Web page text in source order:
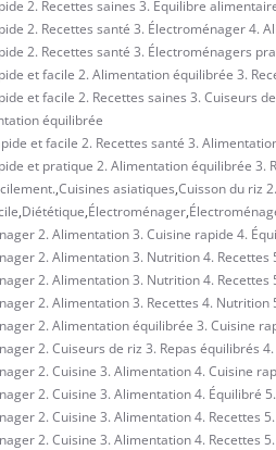
2. Recettes saines 3. Équilibre
2. Recettes santé 3. Électroménager 4.
2. Recettes santé 3. Électroménagers
et facile 2. Alimentation équilibrée 3.
et facile 2. Recettes saines 3. Cuiseurs
équilibrée
et facile 2. Recettes santé 3.
et pratique 2. Alimentation équilibrée 3.
,Cuisines asiatiques,Cuisson du riz
,Diététique,Électroménager,
2. Alimentation 3. Cuisine rapide 4.
2. Alimentation 3. Nutrition 4. Recettes
2. Alimentation 3. Nutrition 4. Recettes
2. Alimentation 3. Recettes 4. Nutrition
2. Alimentation équilibrée 3. Cuisine
2. Cuiseurs de riz 3. Repas équilibrés
2. Cuisine 3. Alimentation 4. Cuisine
2. Cuisine 3. Alimentation 4. Équilibré
2. Cuisine 3. Alimentation 4. Recettes
2. Cuisine 3. Alimentation 4. Recettes